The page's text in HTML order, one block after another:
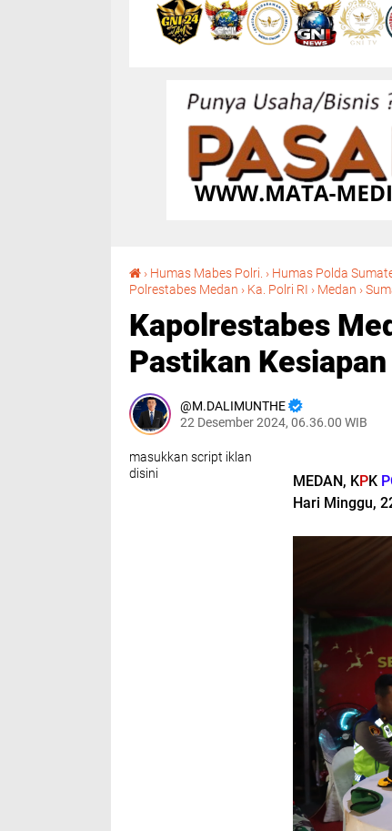
› Humas Mabes Polri. › Humas Polda
Polrestabes Medan › Ka. Polri RI › Medan ›
Kapolrestabes
Pastikan
M.DALIMUNTHE
22 Desember 2024, 06.36.00 WIB
masukkan script iklan
disini
MEDAN, KPK
Hari Minggu,